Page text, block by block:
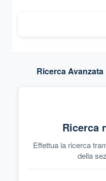
Ricerca Avanzata
Ricerca
Effettua la ricerca
della